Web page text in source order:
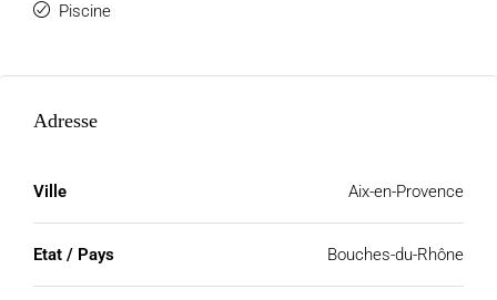
Piscine
Adresse
Ville Aix-en-Provence
Etat / Pays Bouches-du-Rhône